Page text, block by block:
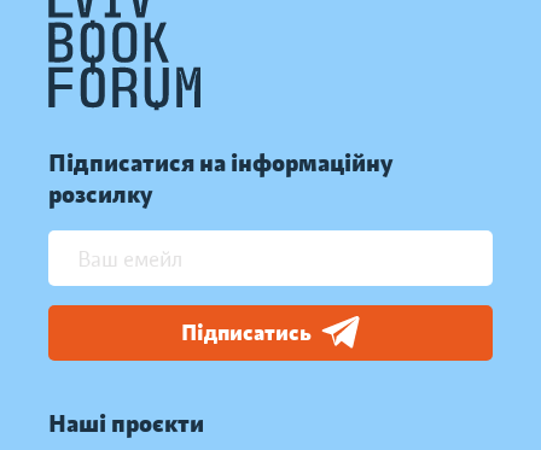
Підписатися на інформаційну
розсилку
Підписатись
Наші проєкти